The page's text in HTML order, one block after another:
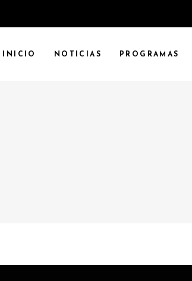
INICIO NOTICIAS PROGRAMAS